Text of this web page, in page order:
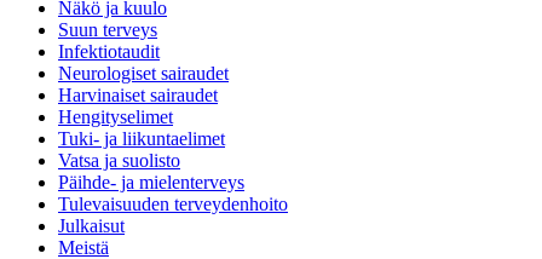
Näkö ja kuulo
Suun terveys
Infektiotaudit
Neurologiset sairaudet
Harvinaiset sairaudet
Hengityselimet
Tuki- ja liikuntaelimet
Vatsa ja suolisto
Päihde- ja mielenterveys
Tulevaisuuden terveydenhoito
Julkaisut
Meistä